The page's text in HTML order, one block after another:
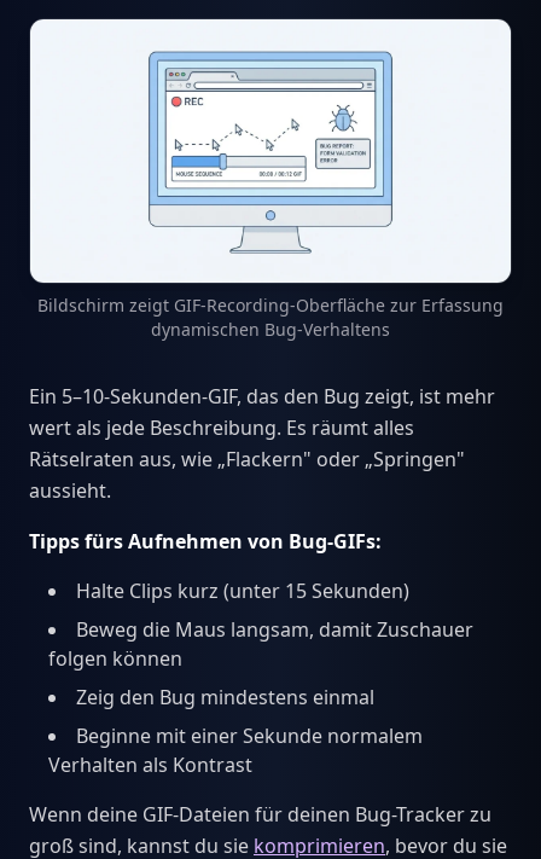
Bildschirm zeigt GIF-Recording-Oberfläche zur Erfassung
dynamischen Bug-Verhaltens
Ein 5–10-Sekunden-GIF, das den Bug zeigt, ist mehr
wert als jede Beschreibung. Es räumt alles
Rätselraten aus, wie „Flackern" oder „Springen"
aussieht.
Tipps fürs Aufnehmen von Bug-GIFs:
Halte Clips kurz (unter 15 Sekunden)
Beweg die Maus langsam, damit Zuschauer
folgen können
Zeig den Bug mindestens einmal
Beginne mit einer Sekunde normalem
Verhalten als Kontrast
Wenn deine GIF-Dateien für deinen Bug-Tracker zu
groß sind, kannst du sie komprimieren, bevor du sie